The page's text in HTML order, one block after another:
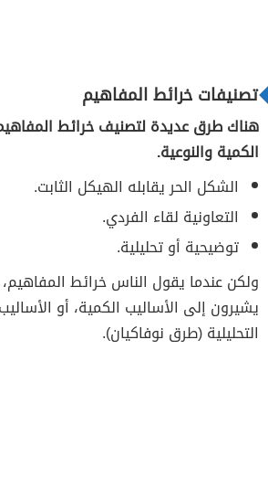
تصنيفات خرائط المفاهيم
هناك طرق عديدة لتصنيف خرائط
الكمية والنوعية.
الشكل الحر يقابله الهيكل الثابت.
التعاونية لقاء الفردي.
توضيحية أو تحليلية.
ولكن عندما يقول الناس خرائط
يشيرون إلى الأساليب الكمية، أو الأساليب
التحليلية (طرق نوفاكيان).